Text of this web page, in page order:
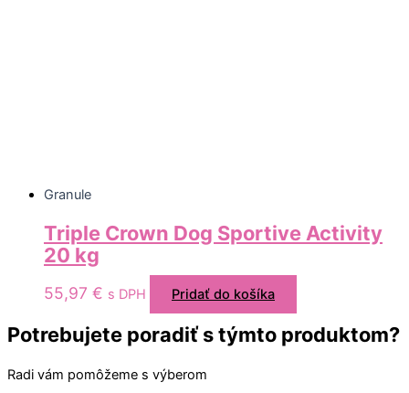
Granule
Triple Crown Dog Sportive Activity
20 kg
55,97 € s DPH Pridať do košíka
Potrebujete poradiť s týmto produktom?
Radi vám pomôžeme s výberom